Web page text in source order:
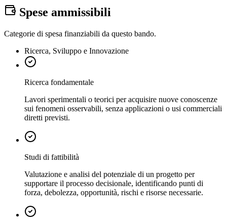
Spese ammissibili
Categorie di spesa finanziabili da questo bando.
Ricerca, Sviluppo e Innovazione
Ricerca fondamentale
Lavori sperimentali o teorici per acquisire nuove conoscenze
sui fenomeni osservabili, senza applicazioni o usi commerciali
diretti previsti.
Studi di fattibilità
Valutazione e analisi del potenziale di un progetto per
supportare il processo decisionale, identificando punti di
forza, debolezza, opportunità, rischi e risorse necessarie.